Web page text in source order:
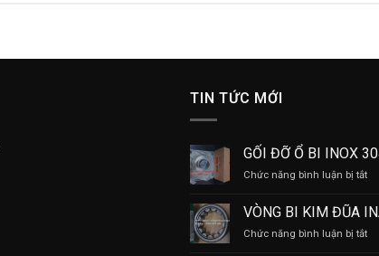
TIN TỨC MỚI
GỐI ĐỠ Ổ BI INOX
Chức năng bình luận bị tắtở
ĐỠ
Ổ
BI
VÒNG BI KIM ĐŨA
Chức năng bình luận bị tắtở